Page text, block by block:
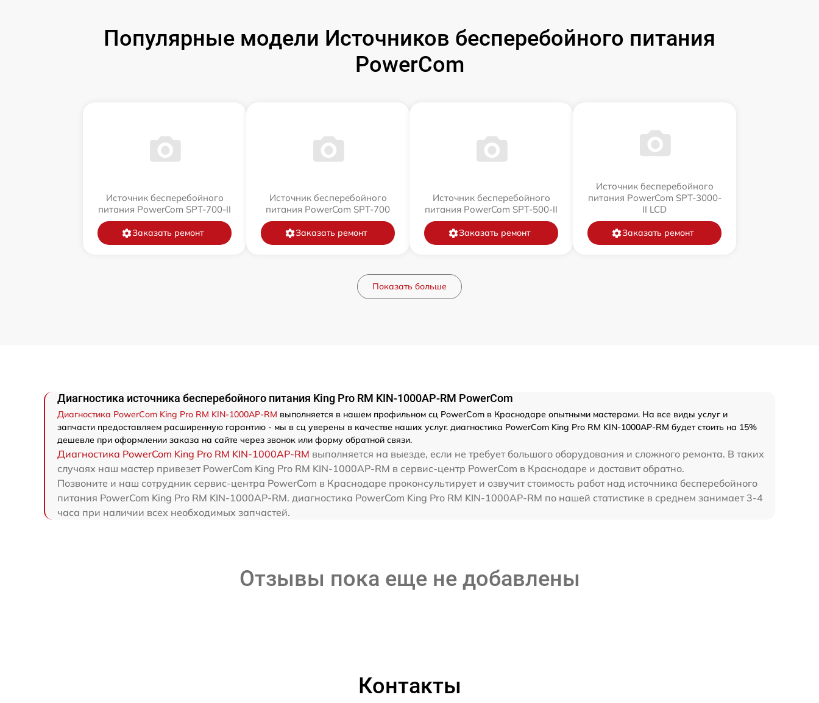
Популярные модели Источников бесперебойного питания
PowerCom
Источник бесперебойного
питания PowerCom SPT-700-II
Заказать ремонт
Источник бесперебойного
питания PowerCom SPT-700
Заказать ремонт
Источник бесперебойного
питания PowerCom SPT-500-II
Заказать ремонт
Источник бесперебойного
питания PowerCom SPT-3000-
II LCD
Заказать ремонт
Показать больше
Диагностика источника бесперебойного питания King Pro RM KIN-1000AP-RM PowerCom
Диагностика PowerCom King Pro RM KIN-1000AP-RM выполняется в нашем профильном сц PowerCom в Краснодаре опытными мастерами. На все виды услуг и
запчасти предоставляем расширенную гарантию - мы в сц уверены в качестве наших услуг. диагностика PowerCom King Pro RM KIN-1000AP-RM будет стоить на 15%
дешевле при оформлении заказа на сайте через звонок или форму обратной связи.
Диагностика PowerCom King Pro RM KIN-1000AP-RM выполняется на выезде, если не требует большого оборудования и сложного ремонта. В таких
случаях наш мастер привезет PowerCom King Pro RM KIN-1000AP-RM в сервис-центр PowerCom в Краснодаре и доставит обратно.
Позвоните и наш сотрудник сервис-центра PowerCom в Краснодаре проконсультирует и озвучит стоимость работ над источника бесперебойного
питания PowerCom King Pro RM KIN-1000AP-RM. диагностика PowerCom King Pro RM KIN-1000AP-RM по нашей статистике в среднем занимает 3-4
часа при наличии всех необходимых запчастей.
Отзывы пока еще не добавлены
Контакты